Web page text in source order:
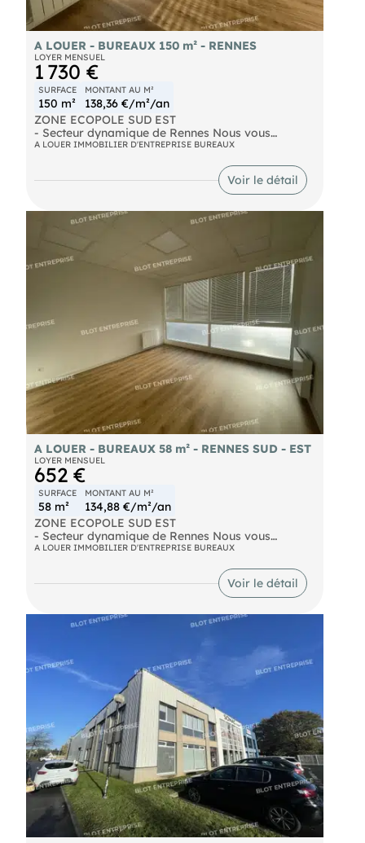
https://www.georisques.gouv.fr.
A LOUER - BUREAUX 150 m² - RENNES
LOYER MENSUEL
1 730 €
SURFACE
150 m²
MONTANT AU M²
138,36 €/m²/an
ZONE ECOPOLE SUD EST
- Secteur dynamique de Rennes Nous vous
proposons à la location des bureaux entièrement
premier étage. Ils sont composés de: . 4 bureaux .
Salle de réunions . 1 local de rangement . 2
sanitaires 6 places de sationnement Le parking est
inclus dans le loyer. Les informations sur les
risques naturels, miniers, ou technologiques,
auxquels ces biens sont exposés, sont disponibles
sur le site
A LOUER IMMOBILIER D'ENTREPRISE BUREAUX
Voir le détail
A LOUER - BUREAUX 58 m² - RENNES SUD - EST
LOYER MENSUEL
652 €
SURFACE
58 m²
MONTANT AU M²
134,88 €/m²/an
ZONE ECOPOLE SUD EST
- Secteur dynamique de Rennes Nous vous
proposons à la location des bureaux entièrement
de-chaussée. Ils sont composés de: . 1 accueil .
2 bureaux . 1 local de stockage . Sanitaire . 2
places de sationnement Le parking est inclus dans
le loyer. Les informations sur les risques naturels,
miniers, ou technologiques, auxquels ces biens
A LOUER IMMOBILIER D'ENTREPRISE BUREAUX
Voir le détail